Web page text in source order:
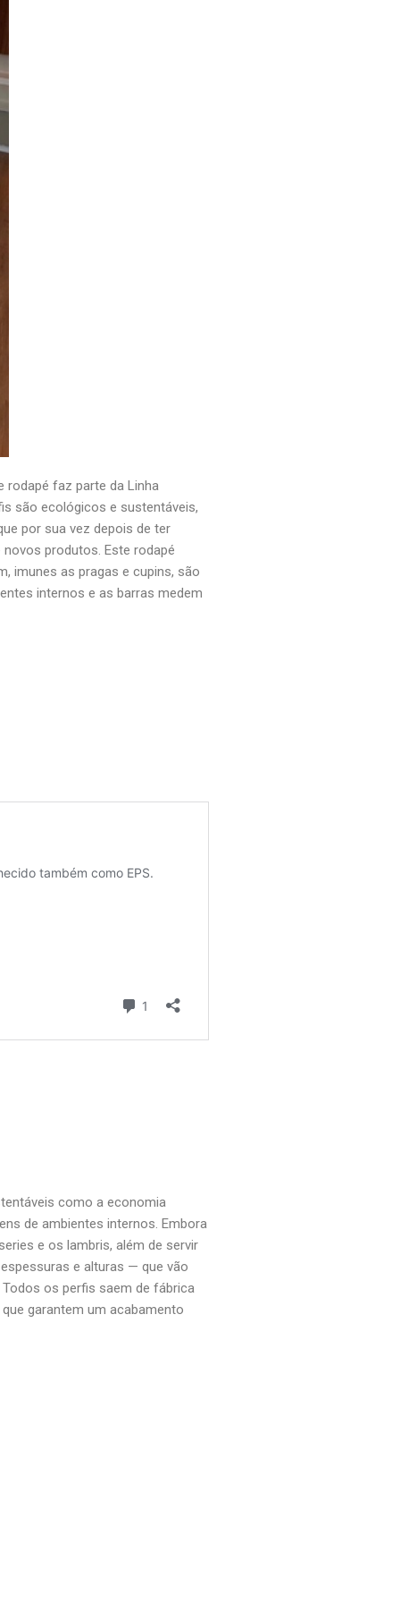
rodapé faz parte da Linha
são ecológicos e sustentáveis,
por sua vez depois de ter
produtos. Este rodapé
imunes as pragas e cupins, são
internos e as barras medem
como a economia
de ambientes internos. Embora
e os lambris, além de servir
e alturas — que vão
os perfis saem de fábrica
que garantem um acabamento